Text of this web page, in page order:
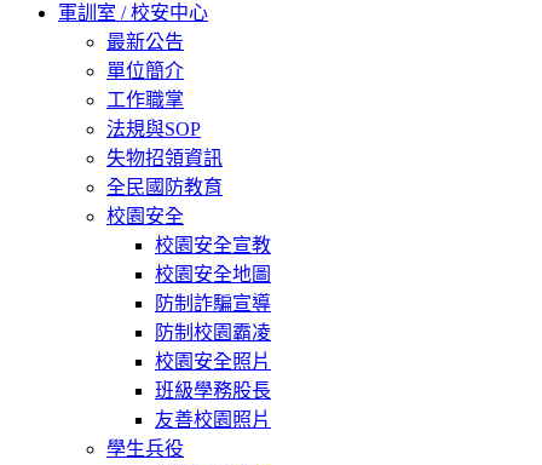
軍訓室 / 校安中心
最新公告
單位簡介
工作職掌
法規與SOP
失物招領資訊
全民國防教育
校園安全
校園安全宣教
校園安全地圖
防制詐騙宣導
防制校園霸凌
校園安全照片
班級學務股長
友善校園照片
學生兵役